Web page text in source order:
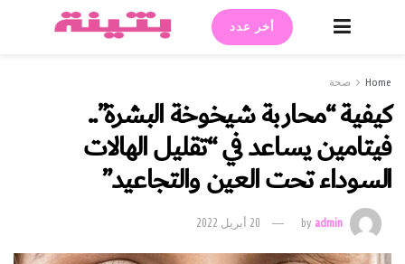
أخر عدد
Home صحة
كيفية “محاربة شيخوخة البشرة”..
فيتامين يساعد في “تقليل الهالات
السوداء تحت العين والتجاعيد”
byadmin 20 أبريل 2022